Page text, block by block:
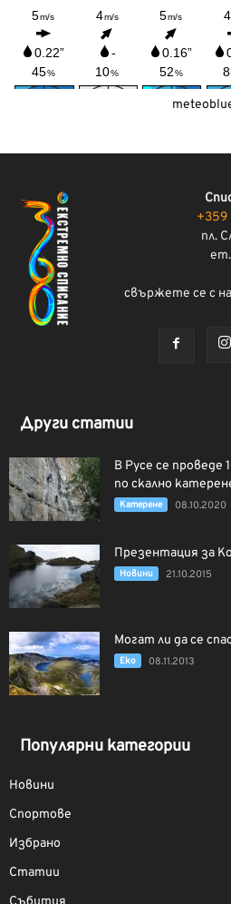
+359
пл.
ет.
свържете се с
Други статии
В Русе се
по скално
Катерене 08.10.2020
Презентация за
Новини 21.10.2015
Могат ли да се
Еко 08.11.2013
Популярни категории
Новини
Спортове
Избрано
Статии